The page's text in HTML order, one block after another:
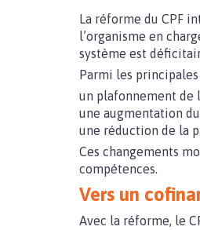
La réforme du CPF
l’organisme en
système est
Parmi les principales
un plafonnement de
une augmentation
une réduction de la
Ces changements
compétences.
Vers un
Avec la réforme, le